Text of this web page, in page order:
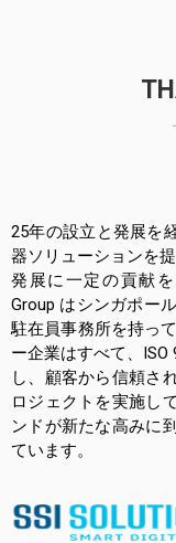
25年の設立と発展を
器ソリューションを
発展に一定の貢献
Group はシンガポー
駐在員事務所を持っ
ー企業はすべて、ISO
し、顧客から信頼さ
ロジェクトを実施し
ンドが新たな高みに
ています。